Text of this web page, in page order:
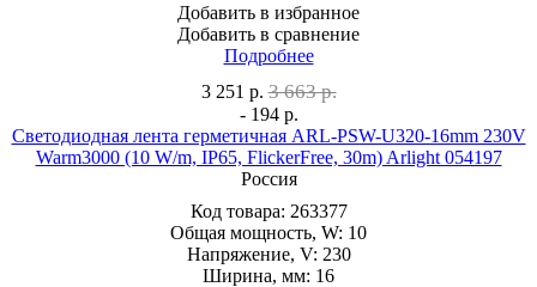
Добавить в избранное
Добавить в сравнение
Подробнее
3 251 р. 3 663 р.
- 194 р.
Светодиодная лента герметичная ARL-PSW-U320-16mm 230V
Warm3000 (10 W/m, IP65, FlickerFree, 30m) Arlight 054197
Россия
Код товара: 263377
Общая мощность, W: 10
Напряжение, V: 230
Ширина, мм: 16